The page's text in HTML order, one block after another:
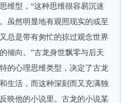
维型，“这种思维很容易沉迷
虽然明显地有观照现实的或至
总是带有匆忙的掠过观念世界
倾向。”古龙身世飘零与后天
的心理思维类型，决定了古龙
生活，而这种深刻而又充满独
映他的小说里。古龙的小说某